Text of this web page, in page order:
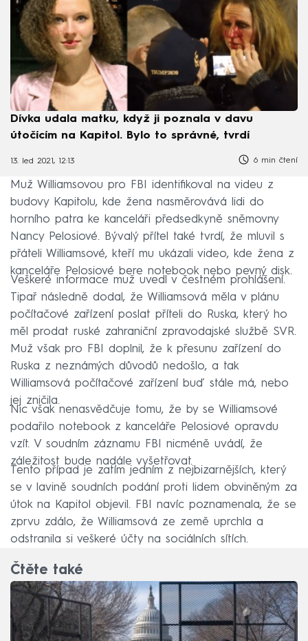
Dívka udala matku, když ji poznala v davu
útočícím na Kapitol. Bylo to správné, tvrdí
13. led 2021, 12:13 6 min čtení
Muž Williamsovou pro FBI identifikoval na videu z
budovy Kapitolu, kde žena nasměrovává lidi do
horního patra ke kanceláři předsedkyně sněmovny
Nancy Pelosiové. Bývalý přítel také tvrdí, že mluvil s
přáteli Williamsové, kteří mu ukázali video, kde žena z
kanceláře Pelosiové bere notebook nebo pevný disk.
Veškeré informace muž uvedl v čestném prohlášení.
Tipař následně dodal, že Williamsová měla v plánu
počítačové zařízení poslat příteli do Ruska, který ho
měl prodat ruské zahraniční zpravodajské službě SVR.
Muž však pro FBI doplnil, že k přesunu zařízení do
Ruska z neznámých důvodů nedošlo, a tak
Williamsová počítačové zařízení buď stále má, nebo
jej zničila.
Nic však nenasvědčuje tomu, že by se Williamsové
podařilo notebook z kanceláře Pelosiové opravdu
vzít. V soudním záznamu FBI nicméně uvádí, že
záležitost bude nadále vyšetřovat.
Tento případ je zatím jedním z nejbizarnějších, který
se v lavině soudních podání proti lidem obviněným za
útok na Kapitol objevil. FBI navíc poznamenala, že se
zprvu zdálo, že Williamsová ze země uprchla a
odstranila si veškeré účty na sociálních sítích.
Čtěte také